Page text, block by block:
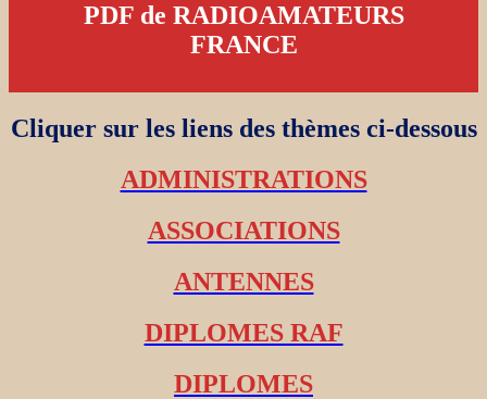
PDF de RADIOAMATEURS
FRANCE
Cliquer sur les liens des thèmes ci-dessous
ADMINISTRATIONS
ASSOCIATIONS
ANTENNES
DIPLOMES RAF
DIPLOMES